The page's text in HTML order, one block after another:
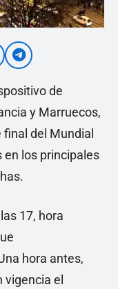
de
y Marruecos,
del Mundial
en los principales
17, hora
hora antes,
vigencia el